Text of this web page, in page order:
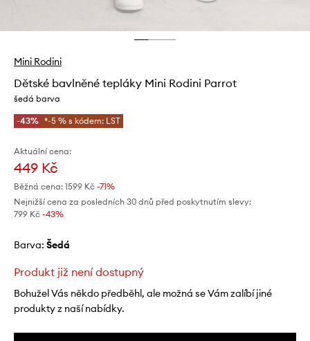
Mini Rodini
Dětské bavlněné tepláky Mini Rodini Parrot
šedá barva
-43% *-5 % s kódem: LST
Aktuální cena:
449 Kč
Běžná cena: 1599 Kč -71%
Nejnižší cena za posledních 30 dnů před poskytnutím slevy:
799 Kč -43%
Barva: šedá
Produkt již není dostupný
Bohužel Vás někdo předběhl, ale možná se Vám zalíbí jiné
produkty z naší nabídky.